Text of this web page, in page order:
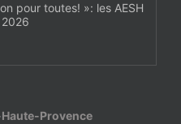
pour toutes! »: les AESH
Provence